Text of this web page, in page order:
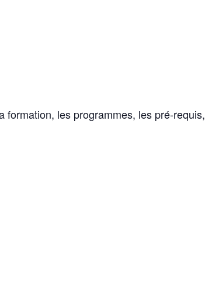
formation, les programmes, les pré-requis,